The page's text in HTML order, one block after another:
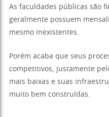
As faculdades públicas são
geralmente possuem
mesmo inexistentes.
Porém acaba que seus
competitivos, justamente
mais baixas e suas
muito bem construídas.